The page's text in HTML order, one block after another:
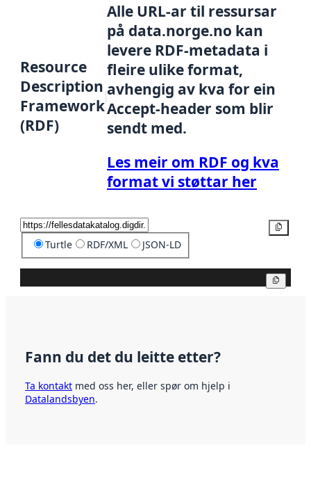
Resource
Description
Framework
(RDF)
Alle URL-ar til ressursar
på data.norge.no kan
levere RDF-metadata i
fleire ulike format,
avhengig av kva for ein
Accept-header som blir
sendt med.
Les meir om RDF og kva
format vi støttar her
Turtle RDF/XML JSON-LD
Fann du det du leitte etter?
Ta kontakt med oss her, eller spør om hjelp i
Datalandsbyen.